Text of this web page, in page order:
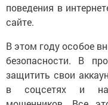
поведения в
сайте.
В этом году особое
безопасности. В
защитить свои
в соцсетях и